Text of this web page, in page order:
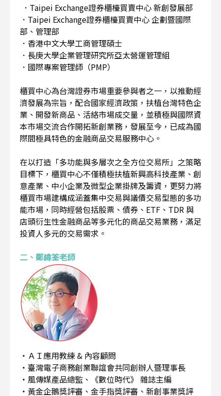
．Taipei Exchange證券櫃檯買賣中心 新創發展部
．Taipei Exchange證券櫃檯買賣中心 企劃暨國際
部、管理部
．香港中文大學工商管理碩士
．長庚大學企業管理研究所亞太營運管理組
．國際專案管理師（PMP）
櫃買中心為台灣證券市場重要參與者之一，以推動經
濟發展為宗旨，配合國家經濟政策，扶植台灣特色企
業、開發新商品、活絡市場成交量，並積極與國際資
本市場交流合作開拓新創業務，發展至今，已成為國
際間極具特色的金融商品交易服務中心。
在以打造「多功能與多層次之全方位交易所」之策略
目標下，櫃買中心不僅積極扶植新興高科技產業、創
意產業、中小企業及微型企業掛牌及籌資，更努力將
櫃買市場建構成涵蓋集中交易與議價交易型態的多功
能市場，同時經營包括股票、債券、ETF、TDR 與
店頭衍生性金融商品等多元化的商品交易業務，滿足
投資人多元的交易需求。
二、鄭緯筌老師
・ＡＩ應用教練 & 內容顧問
・臺灣電子商務創業聯誼會共同創辦人暨理事長
・風傳媒產品總監、《數位時代》 雜誌主編
・黃金企鵝獎評審、金手指獎評審、新創事業獎評